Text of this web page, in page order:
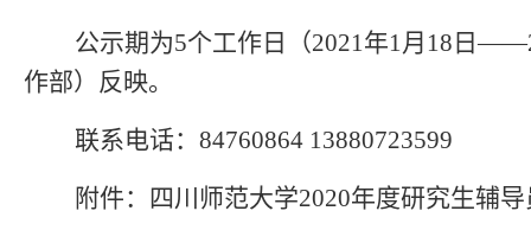
公示期为5个工作日 （2021年1月18 日
作部） 反映。
联系电话： 84760864 13880723599
附件：四川师范大学2020年度研究生辅导